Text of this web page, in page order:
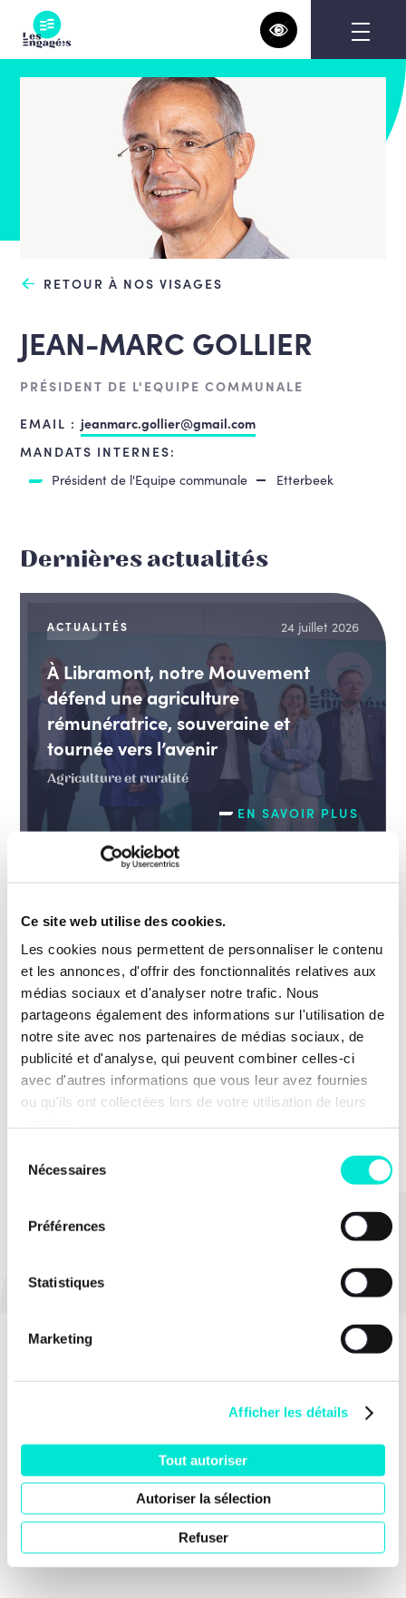
Ce site web utilise des cookies.
Les cookies nous permettent de personnaliser le contenu
et les annonces, d'offrir des fonctionnalités relatives aux
médias sociaux et d'analyser notre trafic. Nous
partageons également des informations sur l'utilisation de
notre site avec nos partenaires de médias sociaux, de
publicité et d'analyse, qui peuvent combiner celles-ci
avec d'autres informations que vous leur avez fournies
ou qu'ils ont collectées lors de votre utilisation de leurs
Nécessaires
Préférences
Statistiques
Marketing
Afficher les détails
Tout autoriser
Autoriser la sélection
Refuser
content
RETOUR À NOS VISAGES
JEAN-MARC GOLLIER
PRÉSIDENT DE L'EQUIPE COMMUNALE
EMAIL : jeanmarc.gollier@gmail.com
MANDATS INTERNES:
Président de l'Equipe communale
Etterbeek
Dernières actualités
ACTUALITÉS 24 juillet 2026
À Libramont, notre Mouvement
défend une agriculture
rémunératrice, souveraine et
tournée vers l’avenir
Agriculture et ruralité
EN SAVOIR PLUS
40 % de femmes minimum dans les
hautes fonctions fédérales dès 2027
Efficacité des organisations et des politiques
publiques, fonction publique
EN SAVOIR PLUS
TOUTES LES ACTUS